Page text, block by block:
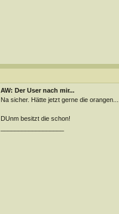
AW: Der User nach mir...
Na sicher. Hätte jetzt gerne die orangen.....
DUnm besitzt die schon!